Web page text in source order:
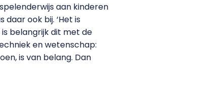
aan kinderen
ook bij. ‘Het is
belangrijk dit met de
en wetenschap:
is van belang. Dan